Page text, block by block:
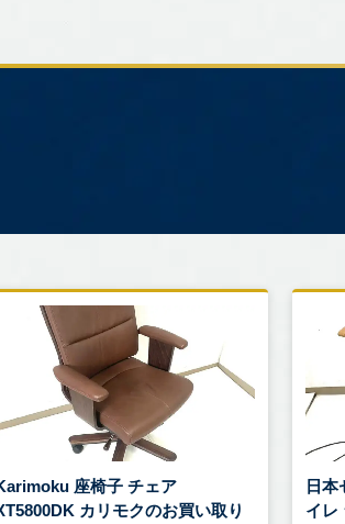
座椅子 チェア
カリモクのお買い取り
日
イレ